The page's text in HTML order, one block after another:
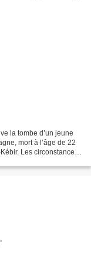
la tombe d’un jeune
mort à l’âge de 22
Les circonstances.